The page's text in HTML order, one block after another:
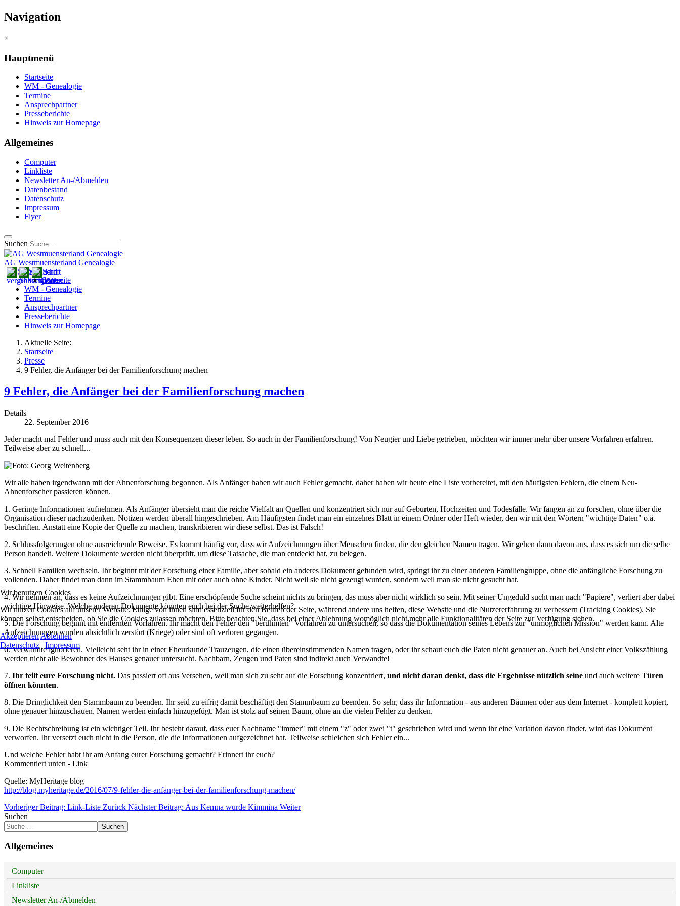
Navigation
×
Hauptmenü
Startseite
WM - Genealogie
Termine
Ansprechpartner
Presseberichte
Hinweis zur Homepage
Allgemeines
Computer
Linkliste
Newsletter An-/Abmelden
Datenbestand
Datenschutz
Impressum
Flyer
Suchen
AG Westmuensterland Genealogie
Startseite
WM - Genealogie
Termine
Ansprechpartner
Presseberichte
Hinweis zur Homepage
Aktuelle Seite:
Startseite
Presse
9 Fehler, die Anfänger bei der Familienforschung machen
9 Fehler, die Anfänger bei der Familienforschung machen
Details
22. September 2016
Jeder macht mal Fehler und muss auch mit den Konsequenzen dieser leben. So auch in der Familienforschung! Von Neugier und Liebe getrieben, möchten wir immer mehr über unsere Vorfahren erfahren.
Teilweise aber zu schnell...
Wir alle haben irgendwann mit der Ahnenforschung begonnen. Als Anfänger haben wir auch Fehler gemacht, daher haben wir heute eine Liste vorbereitet, mit den häufigsten Fehlern, die einem Neu-
Ahnenforscher passieren können.
1. Geringe Informationen aufnehmen. Als Anfänger übersieht man die reiche Vielfalt an Quellen und konzentriert sich nur auf Geburten, Hochzeiten und Todesfälle. Wir fangen an zu forschen, ohne über die
Organisation dieser nachzudenken. Notizen werden überall hingeschrieben. Am Häufigsten findet man ein einzelnes Blatt in einem Ordner oder Heft wieder, den wir mit den Wörtern "wichtige Daten" o.ä.
beschriften. Anstatt eine Kopie der Quelle zu machen, transkribieren wir diese selbst. Das ist Falsch!
2. Schlussfolgerungen ohne ausreichende Beweise. Es kommt häufig vor, dass wir Aufzeichnungen über Menschen finden, die den gleichen Namen tragen. Wir gehen dann davon aus, dass es sich um die selbe
Person handelt. Weitere Dokumente werden nicht überprüft, um diese Tatsache, die man entdeckt hat, zu belegen.
3. Schnell Familien wechseln. Ihr beginnt mit der Forschung einer Familie, aber sobald ein anderes Dokument gefunden wird, springt ihr zu einer anderen Familiengruppe, ohne die anfängliche Forschung zu
vollenden. Daher findet man dann im Stammbaum Ehen mit oder auch ohne Kinder. Nicht weil sie nicht gezeugt wurden, sondern weil man sie nicht gesucht hat.
4. Wir nehmen an, dass es keine Aufzeichnungen gibt. Eine erschöpfende Suche scheint nichts zu bringen, das muss aber nicht wirklich so sein. Mit seiner Ungeduld sucht man nach "Papiere", verliert aber dabei
wichtige Hinweise. Welche anderen Dokumente könnten euch bei der Suche weiterhelfen?
5. Die Forschung beginnt mit entfernten Vorfahren. Ihr macht den Fehler den "berühmten" Vorfahren zu untersuchen, so dass die Dokumentation seines Lebens zur "unmöglichen Mission" werden kann. Alte
Aufzeichnungen wurden absichtlich zerstört (Kriege) oder sind oft verloren gegangen.
6. Verwandte ignorieren. Vielleicht seht ihr in einer Eheurkunde Trauzeugen, die einen übereinstimmenden Namen tragen, oder ihr schaut euch die Paten nicht genauer an. Auch bei Ansicht einer Volkszählung
werden nicht alle Bewohner des Hauses genauer untersucht. Nachbarn, Zeugen und Paten sind indirekt auch Verwandte!
7. Ihr teilt eure Forschung nicht. Das passiert oft aus Versehen, weil man sich zu sehr auf die Forschung konzentriert, und nicht daran denkt, dass die Ergebnisse nützlich seine und auch weitere Türen
öffnen könnten.
8. Die Dringlichkeit den Stammbaum zu beenden. Ihr seid zu eifrig damit beschäftigt den Stammbaum zu beenden. So sehr, dass ihr Information - aus anderen Bäumen oder aus dem Internet - komplett kopiert,
ohne genauer hinzuschauen. Namen werden einfach hinzugefügt. Man ist stolz auf seinen Baum, ohne an die vielen Fehler zu denken.
9. Die Rechtschreibung ist ein wichtiger Teil. Ihr besteht darauf, dass euer Nachname "immer" mit einem "z" oder zwei "t" geschrieben wird und wenn ihr eine Variation davon findet, wird das Dokument
verworfen. Ihr versetzt euch nicht in die Person, die die Informationen aufgezeichnet hat. Teilweise schleichen sich Fehler ein...
Und welche Fehler habt ihr am Anfang eurer Forschung gemacht? Erinnert ihr euch?
Kommentiert unten - Link
Quelle: MyHeritage blog
http://blog.myheritage.de/2016/07/9-fehler-die-anfanger-bei-der-familienforschung-machen/
Vorheriger Beitrag: Link-Liste Zurück Nächster Beitrag: Aus Kemna wurde Kimmina Weiter
Suchen
Suchen
Allgemeines
Computer
Linkliste
Newsletter An-/Abmelden
Wir benutzen Cookies
Wir nutzen Cookies auf unserer Website. Einige von ihnen sind essenziell für den Betrieb der Seite, während andere uns helfen, diese Website und die Nutzererfahrung zu verbessern (Tracking Cookies). Sie
können selbst entscheiden, ob Sie die Cookies zulassen möchten. Bitte beachten Sie, dass bei einer Ablehnung womöglich nicht mehr alle Funktionalitäten der Seite zur Verfügung stehen.
AkzeptierenAblehnen
Datenschutz| Impressum